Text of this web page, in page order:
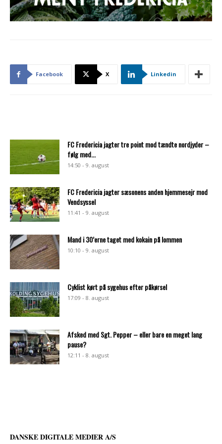
Facebook X Linkedin
FC Fredericia jagter tre point mod tændte nordjyder –
følg med...
14:50 - 9. august
FC Fredericia jagter sæsonens anden hjemmesejr mod
Vendsyssel
11:41 - 9. august
Mand i 30’erne taget med kokain på lommen
10:10 - 9. august
Cyklist kørt på sygehus efter påkørsel
17:09 - 8. august
Afsked med Sgt. Pepper – eller bare en meget lang
pause?
12:11 - 8. august
DANSKE DIGITALE MEDIER A/S